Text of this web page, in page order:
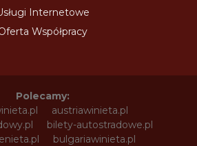
Internetowe
Współpracy
Polecamy:
austriawinieta.pl
bilety-autostradowe.pl
bulgariawinieta.pl